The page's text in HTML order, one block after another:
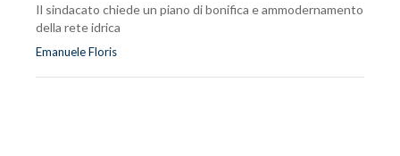
Il sindacato chiede un piano di bonifica e ammodernamento
della rete idrica
Emanuele Floris